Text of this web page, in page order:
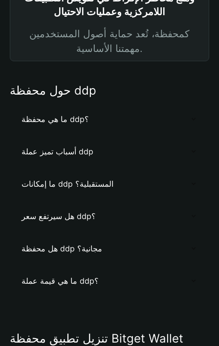
اللامركزية وعمليات الاحتيال
كمحفظة، تُعد حماية أصول المستخدمين
مهمتنا الأساسية.
حول محفظة ddp
ما هي محفظة ddp؟
أسباب تميز عملة ddp
ما إمكانات ddp المستقبلية؟
هل سيرتفع سعر ddp؟
هل محفظة ddp مجانية؟
ما هي قيمة عملة ddp؟
تنزيل تطبيق محفظة Bitget Wallet